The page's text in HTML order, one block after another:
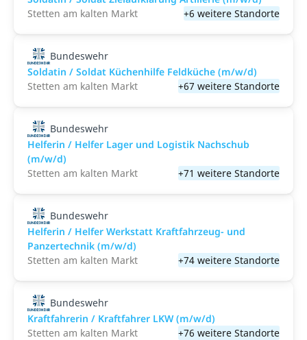
Stetten am kalten Markt
+6 weitere Standorte
Bundeswehr
Soldatin / Soldat Küchenhilfe Feldküche (m/w/d)
Stetten am kalten Markt
+67 weitere Standorte
Bundeswehr
Helferin / Helfer Lager und Logistik Nachschub
(m/w/d)
Stetten am kalten Markt
+71 weitere Standorte
Bundeswehr
Helferin / Helfer Werkstatt Kraftfahrzeug- und
Panzertechnik (m/w/d)
Stetten am kalten Markt
+74 weitere Standorte
Bundeswehr
Kraftfahrerin / Kraftfahrer LKW (m/w/d)
Stetten am kalten Markt
+76 weitere Standorte